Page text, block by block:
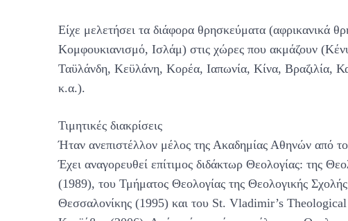
Είχε μελετήσει τα διάφορα θρησκεύματα (αφρικανικά
Κομφουκιανισμό, Ισλάμ) στις χώρες που ακμάζουν
Ταϋλάνδη, Κεϋλάνη, Κορέα, Ιαπωνία, Κίνα, Βραζιλία,
κ.α.).
Τιμητικές διακρίσεις
Ήταν ανεπιστέλλον μέλος της Ακαδημίας Αθηνών από
Έχει αναγορευθεί επίτιμος διδάκτωρ Θεολογίας: της
(1989), του Τμήματος Θεολογίας της Θεολογικής
Θεσσαλονίκης (1995) και του St. Vladimir’s